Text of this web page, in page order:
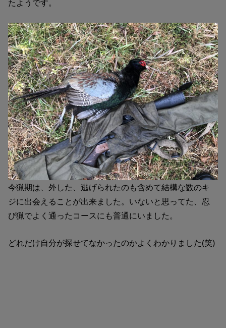
たようです。
今猟期は、外した、逃げられたのも含めて結構な数のキ
ジに出会えることが出来ました。いないと思ってた、忍
び猟でよく通ったコースにも普通にいました。
どれだけ自分が探せてなかったのかよくわかりました(笑)